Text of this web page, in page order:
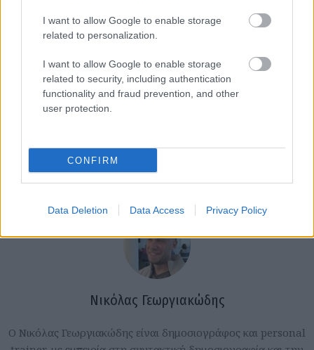
I want to allow Google to enable storage
related to personalization.
I want to allow Google to enable storage
related to security, including authentication
functionality and fraud prevention, and other
user protection.
CONFIRM
Data Deletion Data Access Privacy Policy
Νικόλας Γεωργιακώδης
Ο Νικόλας Γεωργιακώδης είναι δημοσιογράφος και personal